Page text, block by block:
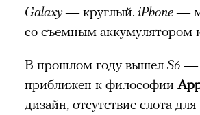
Galaxy— круглый. iPhone—
со съемным аккумулятором
В прошлом году вышел S6 —
приближен к философии
дизайн, отсутствие слота